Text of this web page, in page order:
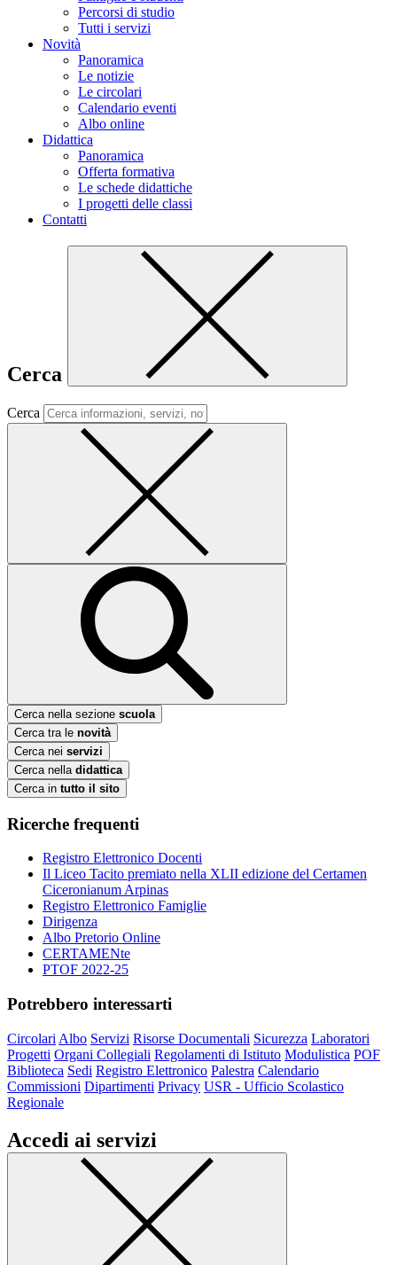
Percorsi di studio
Tutti i servizi
Novità
Panoramica
Le notizie
Le circolari
Calendario eventi
Albo online
Didattica
Panoramica
Offerta formativa
Le schede didattiche
I progetti delle classi
Contatti
Cerca
Cerca
Cerca nella sezione scuola
Cerca tra le novità
Cerca nei servizi
Cerca nella didattica
Cerca in tutto il sito
Ricerche frequenti
Registro Elettronico Docenti
Il Liceo Tacito premiato nella XLII edizione del Certamen
Ciceronianum Arpinas
Registro Elettronico Famiglie
Dirigenza
Albo Pretorio Online
CERTAMENte
PTOF 2022-25
Potrebbero interessarti
Circolari Albo Servizi Risorse Documentali Sicurezza Laboratori
Progetti Organi Collegiali Regolamenti di Istituto Modulistica POF
Biblioteca Sedi Registro Elettronico Palestra Calendario
Commissioni Dipartimenti Privacy USR - Ufficio Scolastico
Regionale
Accedi ai servizi